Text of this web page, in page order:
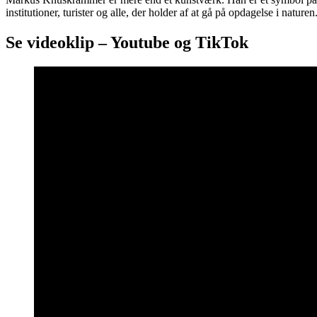
institutioner, turister og alle, der holder af at gå på opdagelse i naturen.
Se videoklip – Youtube og TikTok